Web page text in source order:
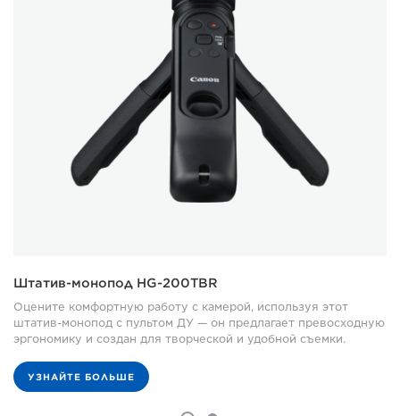
Штатив-монопод HG-200TBR
Оцените комфортную работу с камерой, используя этот
штатив-монопод с пультом ДУ — он предлагает превосходную
эргономику и создан для творческой и удобной съемки.
УЗНАЙТЕ БОЛЬШЕ